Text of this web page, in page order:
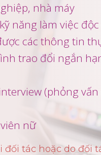
nhà máy
năng làm việc
các thông tin
trao đổi ngắn
(phỏng
nữ
tác hoặc do đối